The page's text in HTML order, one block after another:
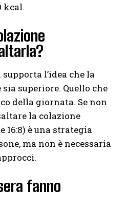
kcal.
l’idea che la
superiore. Quello che
della giornata. Se non
la colazione
è una strategia
ma non è necessaria
fanno